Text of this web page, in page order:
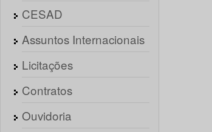
CESAD
Assuntos Internacionais
Licitações
Contratos
Ouvidoria